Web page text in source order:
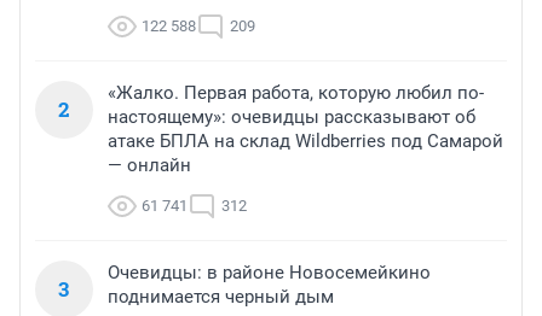
122 588 209
2
«Жалко. Первая работа, которую любил по-
настоящему»: очевидцы рассказывают об
атаке БПЛА на склад Wildberries под Самарой
— онлайн
61 741 312
3
Очевидцы: в районе Новосемейкино
поднимается черный дым